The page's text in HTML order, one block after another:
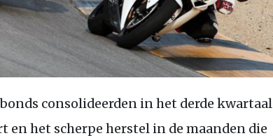
consolideerden in het derde kwartaal
en het scherpe herstel in de maanden die